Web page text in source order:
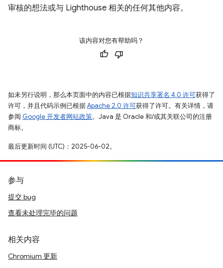
审核的想法或与 Lighthouse 相关的任何其他内容。
该内容对您有帮助吗？
如未另行说明，那么本页面中的内容已根据知识共享署名 4.0 许可获得了
许可，并且代码示例已根据Apache 2.0 许可获得了许可。有关详情，请
参阅 Google 开发者网站政策。Java 是 Oracle 和/或其关联公司的注册
商标。
最后更新时间 (UTC)：2025-06-02。
参与
提交 bug
查看未处理完毕的问题
相关内容
Chromium 更新